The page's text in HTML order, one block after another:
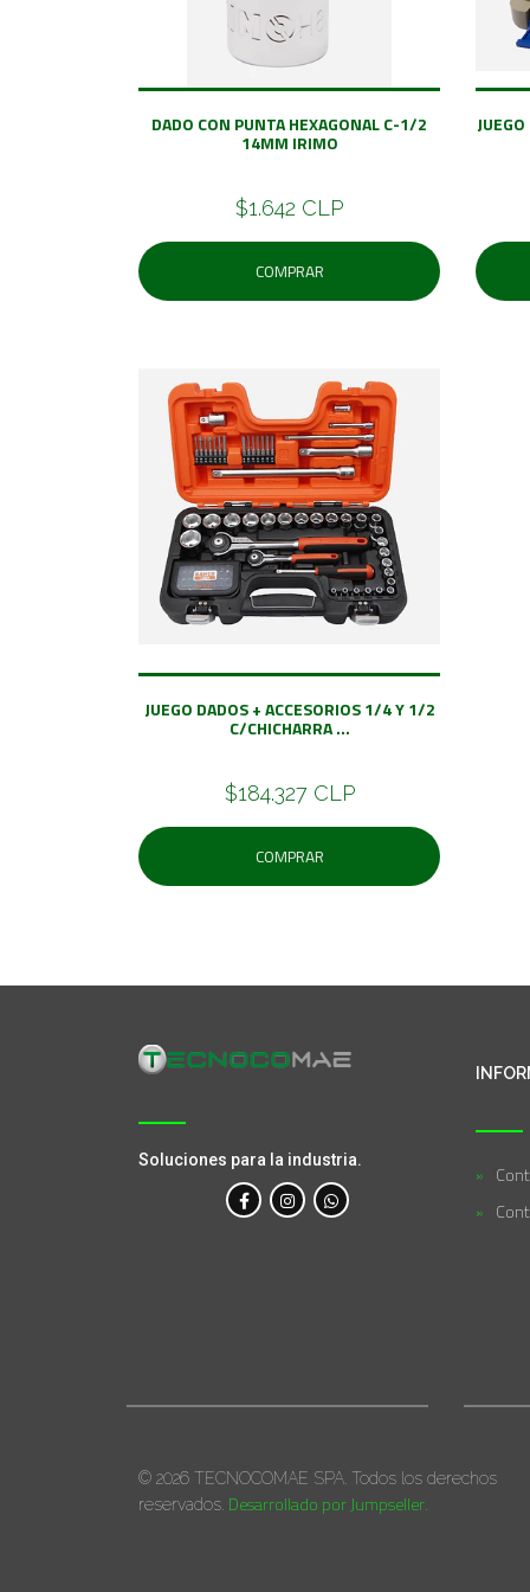
DADO CON PUNTA HEXAGONAL C-1/2
14MM IRIMO
$1.642 CLP
COMPRAR
JUEGO DADOS + ACCESORIOS 1/4 Y 1/2
C/CHICHARRA ...
$184.327 CLP
COMPRAR
Soluciones para la industria.
© 2026 TECNOCOMAE SPA. Todos los derechos
reservados. Desarrollado por Jumpseller